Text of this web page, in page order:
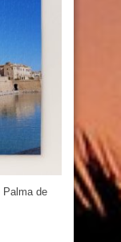
Palma de